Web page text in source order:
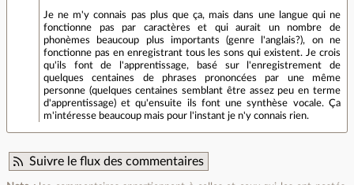
Je ne m'y connais pas plus que ça, mais dans une langue qui ne
fonctionne pas par caractères et qui aurait un nombre de
phonèmes beaucoup plus importants (genre l'anglais?), on ne
fonctionne pas en enregistrant tous les sons qui existent. Je crois
qu'ils font de l'apprentissage, basé sur l'enregistrement de
quelques centaines de phrases prononcées par une même
personne (quelques centaines semblant être assez peu en terme
d'apprentissage) et qu'ensuite ils font une synthèse vocale. Ça
m'intéresse beaucoup mais pour l'instant je n'y connais rien.
Suivre le flux des commentaires